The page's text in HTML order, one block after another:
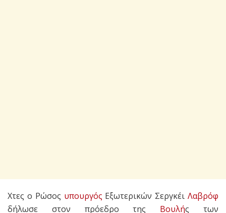
Χτες ο Ρώσος υπουργός Εξωτερικών Σεργκέι Λαβρόφ
δήλωσε στον πρόεδρο της Βουλής των